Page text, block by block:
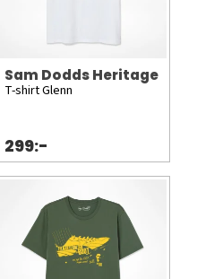
Sam Dodds Heritage
T-shirt Glenn
299:-